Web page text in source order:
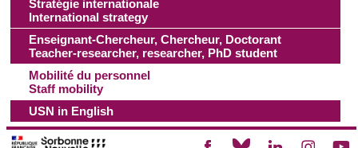
Stratégie internationale
International strategy
Enseignant-Chercheur, Chercheur, Doctorant
Teacher-researcher, researcher, PhD student
Mobilité du personnel
Staff mobility
USN in English